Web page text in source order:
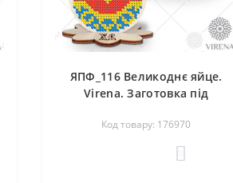
ЯПФ_116 Великоднє яйце.
Virena. Заготовка під
Код товару: 176970